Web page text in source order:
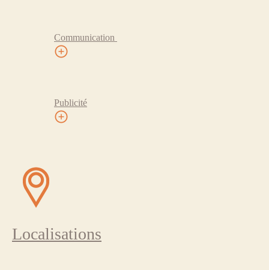
Communication
Publicité
Localisations